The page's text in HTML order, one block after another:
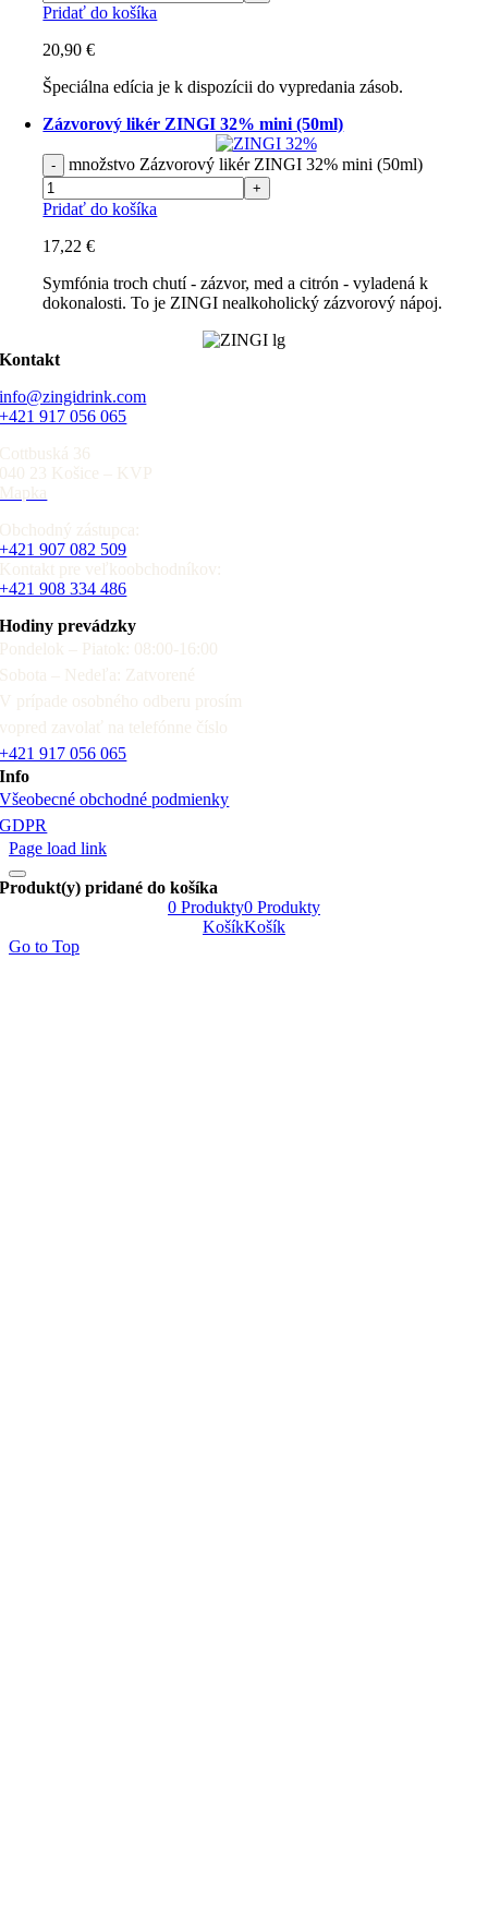
Pridať do košíka
20,90€
Špeciálna edícia je k dispozícii do vypredania zásob.
Zázvorový likér ZINGI 32% mini (50ml)
množstvo Zázvorový likér ZINGI 32% mini (50ml)
Pridať do košíka
17,22€
Symfónia troch chutí - zázvor, med a citrón - vyladená k
dokonalosti. To je ZINGI nealkoholický zázvorový nápoj.
Kontakt
info@zingidrink.com
+421 917 056 065
Cottbuská 36
040 23 Košice – KVP
Mapka
Obchodný zástupca:
+421 907 082 509
Kontakt pre veľkoobchodníkov:
+421 908 334 486
Hodiny prevádzky
Pondelok – Piatok: 08:00-16:00
Sobota – Nedeľa: Zatvorené
V prípade osobného odberu prosím
vopred zavolať na telefónne číslo
+421 917 056 065
Info
Všeobecné obchodné podmienky
GDPR
Page load link
Produkt(y) pridané do košíka
0 Produkty0 Produkty
KošíkKošík
Go to Top